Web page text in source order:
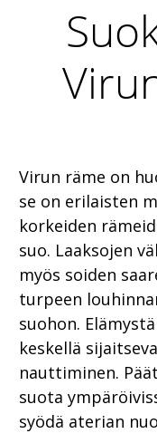
Virun räme on
se on erilaisten
korkeiden
suo. Laaksojen
myös soiden
turpeen
suohon.
keskellä
nauttiminen.
suota
syödä aterian